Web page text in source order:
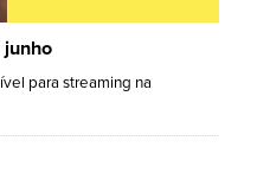
junho
para streaming na